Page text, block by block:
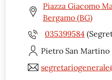
Piazza Giacomo
Bergamo (BG)
035399584
Pietro San Martino